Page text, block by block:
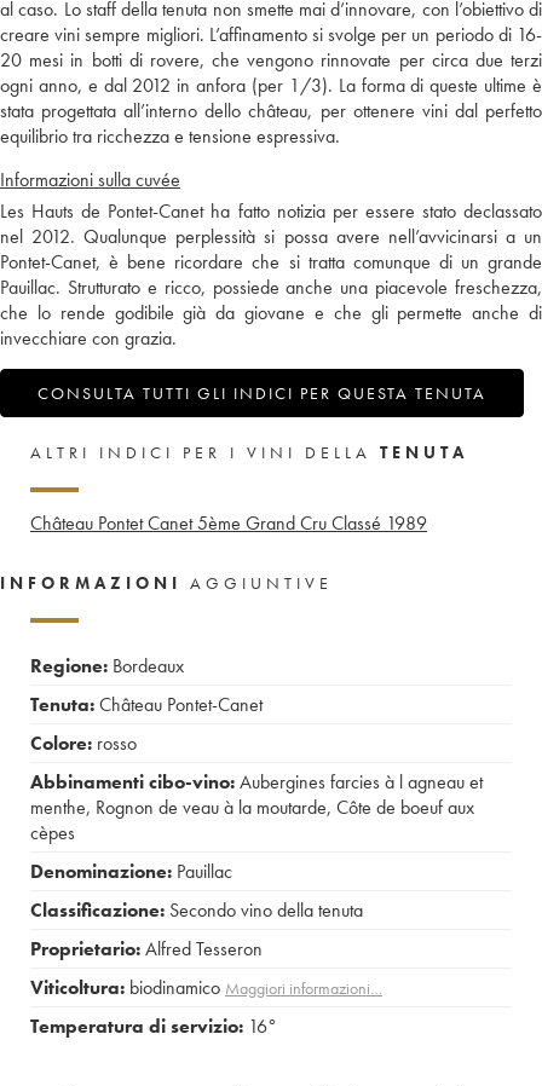
al caso. Lo staff della tenuta non smette mai d’innovare, con l’obiettivo di
creare vini sempre migliori. L’affinamento si svolge per un periodo di 16-
20 mesi in botti di rovere, che vengono rinnovate per circa due terzi
ogni anno, e dal 2012 in anfora (per 1/3). La forma di queste ultime è
stata progettata all’interno dello château, per ottenere vini dal perfetto
equilibrio tra ricchezza e tensione espressiva.
Informazioni sulla cuvée
Les Hauts de Pontet-Canet ha fatto notizia per essere stato declassato
nel 2012. Qualunque perplessità si possa avere nell’avvicinarsi a un
Pontet-Canet, è bene ricordare che si tratta comunque di un grande
Pauillac. Strutturato e ricco, possiede anche una piacevole freschezza,
che lo rende godibile già da giovane e che gli permette anche di
invecchiare con grazia.
CONSULTA TUTTI GLI INDICI PER QUESTA TENUTA
ALTRI INDICI PER I VINI DELLA TENUTA
Château Pontet Canet 5ème Grand Cru Classé 1989
INFORMAZIONI AGGIUNTIVE
Regione: Bordeaux
Tenuta:Château Pontet-Canet
Colore: rosso
Abbinamenti cibo-vino:Aubergines farcies à l agneau et
menthe, Rognon de veau à la moutarde, Côte de boeuf aux
cèpes
Denominazione: Pauillac
Classificazione: Secondo vino della tenuta
Proprietario:Alfred Tesseron
Viticoltura: biodinamico Maggiori informazioni…
Temperatura di servizio: 16°